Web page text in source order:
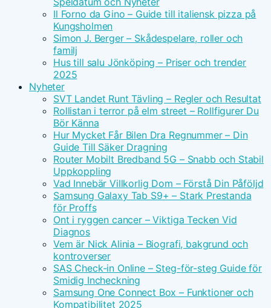
Il Forno da Gino – Guide till italiensk pizza på
Kungsholmen
Simon J. Berger – Skådespelare, roller och
familj
Hus till salu Jönköping – Priser och trender
2025
Nyheter
SVT Landet Runt Tävling – Regler och Resultat
Rollistan i terror på elm street – Rollfigurer Du
Bör Känna
Hur Mycket Får Bilen Dra Regnummer – Din
Guide Till Säker Dragning
Router Mobilt Bredband 5G – Snabb och Stabil
Uppkoppling
Vad Innebär Villkorlig Dom – Förstå Din Påföljd
Samsung Galaxy Tab S9+ – Stark Prestanda
för Proffs
Ont i ryggen cancer – Viktiga Tecken Vid
Diagnos
Vem är Nick Alinia – Biografi, bakgrund och
kontroverser
SAS Check-in Online – Steg-för-steg Guide för
Smidig Incheckning
Samsung One Connect Box – Funktioner och
Kompatibilitet 2025